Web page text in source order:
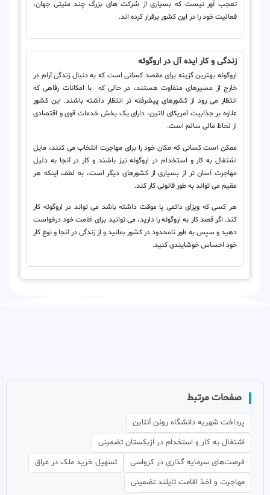
تعجب آور نیست که بسیاری از شرکت های بزرگ چند ملیتی جهان،
فعالیت خود را در این کشور برقرار کرده اند.
زندگی و کار ایده آل در اروگوئه
اروگوئه بهترین گزینه برای مقصد کسانی است که به دنبال زندگی آرام در
خارج از مسیرهای متفاوت هستند، در حالی که با امکانات رفاهی که
انتظار می رود از کشورهای پیشرفته تر انتظار داشته باشند. این کشور
علاوه بر جذابیت آمریکای لاتین، دارای یک بخش خدمات قوی و اقتصادی
از لحاظ مالی سالم است.
ممکن است کسانی که مکان خود را برای مهاجرت انتخاب می کنند، مایل
اشتغال به کار و استخدام در اروگوئه نیز باشند و کار در آنجا به دلیل
مهاجرت آسان تر از بسیاری از کشورهای دیگر است، به لطف اینکه هر
مقیم می تواند به طور قانونی کار کند.
هر کسی که ویزای دائمی یا موقت داشته باشد می تواند در اروگوئه کار
کند. اگر قصد کار به اروگوئه را دارید، می توانید برای اقامت خود درخواست
دهید و سپس به طور نامحدود در کشور بمانید و از زندگی در آنجا و نوع کار
خود احساس خوشایندی کنید.
صفحات مرتبط
پرداخت شهریه دانشگاه روئن آنلاین
اشتغال به کار و استخدام در ازبکستان تضمینی
فرصت‌های سرمایه گذاری در کرواسی
تسهیل خرید ملک در عراق
مهاجرت و اخذ اقامت تایلند تضمینی